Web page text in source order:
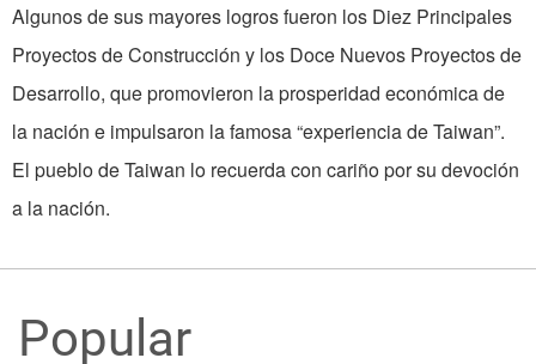
Algunos de sus mayores logros fueron los Diez Principales
Proyectos de Construcción y los Doce Nuevos Proyectos de
Desarrollo, que promovieron la prosperidad económica de
la nación e impulsaron la famosa “experiencia de Taiwan”.
El pueblo de Taiwan lo recuerda con cariño por su devoción
a la nación.
Popular